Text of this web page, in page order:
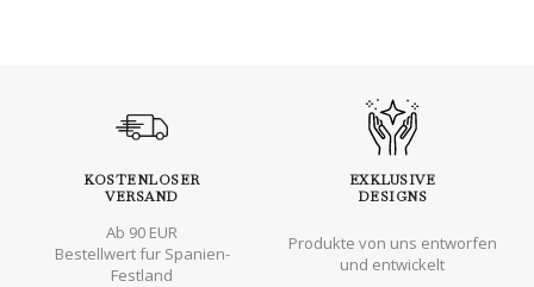
KOSTENLOSER
VERSAND
Ab 90 EUR
Bestellwert fur Spanien-
Festland
EXKLUSIVE
DESIGNS
Produkte von uns entworfen
und entwickelt